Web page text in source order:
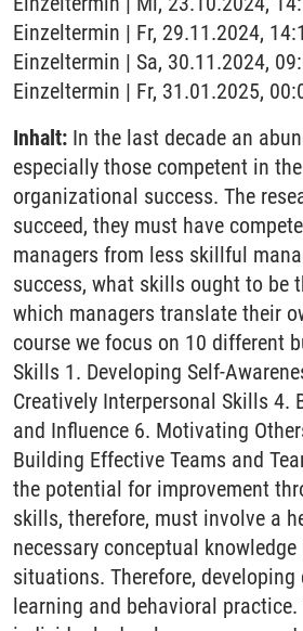
Einzeltermin | Fr, 29.11.2024,
Einzeltermin | Sa, 30.11.2024,
Einzeltermin | Fr, 31.01.2025,
Inhalt: In the last decade an
especially those competent in
organizational success. The
succeed, they must have
managers from less skillful
success, what skills ought to be
which managers translate their
course we focus on 10 different
Skills 1. Developing Self-
Creatively Interpersonal Skills 4.
and Influence 6. Motivating
Building Effective Teams and
the potential for improvement
skills, therefore, must involve a
necessary conceptual
situations. Therefore,
learning and behavioral